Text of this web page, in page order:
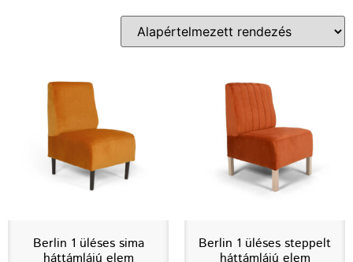
Berlin 1 üléses sima
Berlin 1 üléses steppelt